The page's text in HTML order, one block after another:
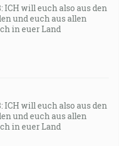
ICH will euch also aus den
und euch aus allen
in euer Land
ICH will euch also aus den
und euch aus allen
in euer Land